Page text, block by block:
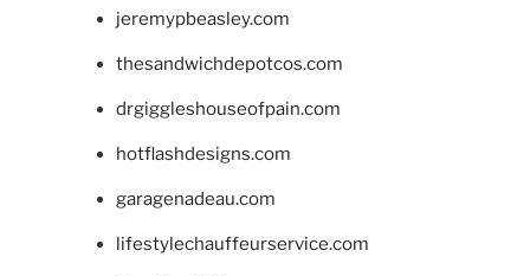
jeremypbeasley.com
thesandwichdepotcos.com
drgiggleshouseofpain.com
hotflashdesigns.com
garagenadeau.com
lifestylechauffeurservice.com